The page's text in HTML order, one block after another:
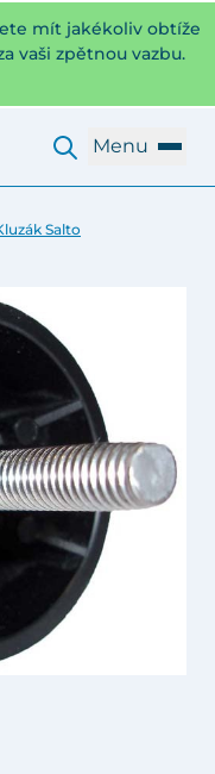
mít jakékoliv obtíže
vaši zpětnou vazbu.
Menu
Salto